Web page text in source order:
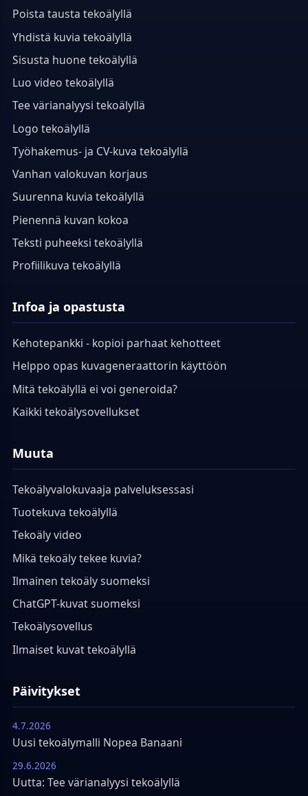
Poista tausta tekoälyllä
Yhdistä kuvia tekoälyllä
Sisusta huone tekoälyllä
Luo video tekoälyllä
Tee värianalyysi tekoälyllä
Logo tekoälyllä
Työhakemus- ja CV-kuva tekoälyllä
Vanhan valokuvan korjaus
Suurenna kuvia tekoälyllä
Pienennä kuvan kokoa
Teksti puheeksi tekoälyllä
Profiilikuva tekoälyllä
Infoa ja opastusta
Kehotepankki - kopioi parhaat kehotteet
Helppo opas kuvageneraattorin käyttöön
Mitä tekoälyllä ei voi generoida?
Kaikki tekoälysovellukset
Muuta
Tekoälyvalokuvaaja palveluksessasi
Tuotekuva tekoälyllä
Tekoäly video
Mikä tekoäly tekee kuvia?
Ilmainen tekoäly suomeksi
ChatGPT-kuvat suomeksi
Tekoälysovellus
Ilmaiset kuvat tekoälyllä
Päivitykset
4.7.2026
Uusi tekoälymalli Nopea Banaani
29.6.2026
Uutta: Tee värianalyysi tekoälyllä